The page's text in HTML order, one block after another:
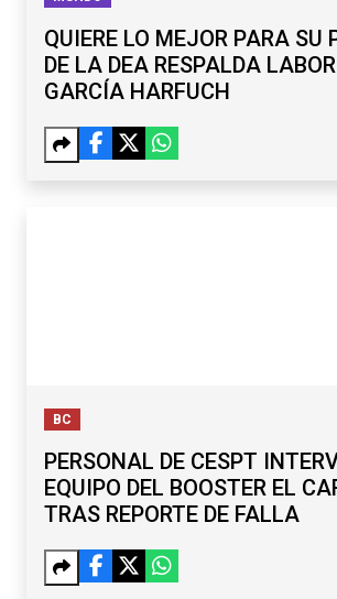
QUIERE LO MEJOR PARA SU
DE LA DEA RESPALDA
GARCÍA HARFUCH
BC
PERSONAL DE CESPT
EQUIPO DEL BOOSTER EL
TRAS REPORTE DE FALLA